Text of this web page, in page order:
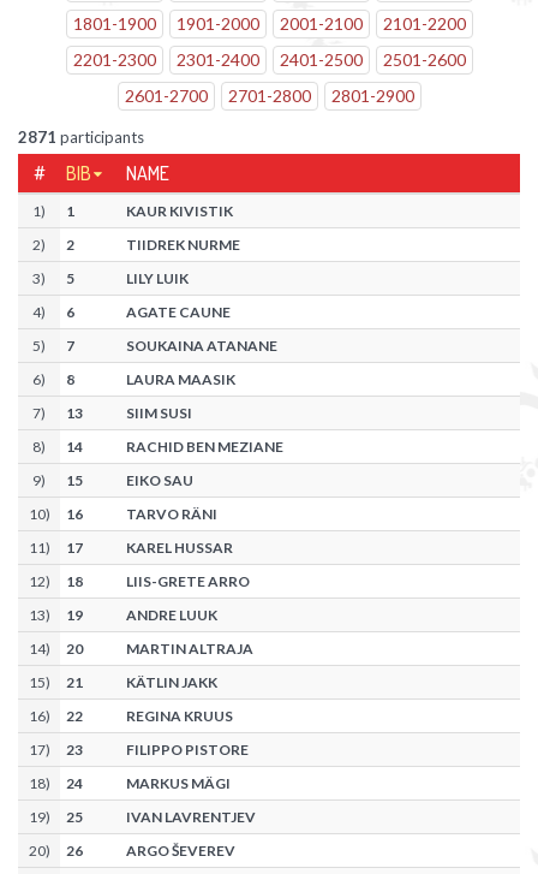
1801-1900 1901-2000 2001-2100 2101-2200
2201-2300 2301-2400 2401-2500 2501-2600
2601-2700 2701-2800 2801-2900
2871 participants
# BIB NAME
1) 1
KAUR KIVISTIK
2) 2
TIIDREK NURME
3) 5
LILY LUIK
4) 6
AGATE CAUNE
5) 7
SOUKAINA ATANANE
6) 8
LAURA MAASIK
7) 13
SIIM SUSI
8) 14
RACHID BEN MEZIANE
9) 15
EIKO SAU
10) 16
TARVO RÄNI
11) 17
KAREL HUSSAR
12) 18
LIIS-GRETE ARRO
13) 19
ANDRE LUUK
14) 20
MARTIN ALTRAJA
15) 21
KÄTLIN JAKK
16) 22
REGINA KRUUS
17) 23
FILIPPO PISTORE
18) 24
MARKUS MÄGI
19) 25
IVAN LAVRENTJEV
20) 26
ARGO ŠEVEREV